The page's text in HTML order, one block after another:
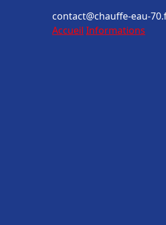
contact@chauffe-eau-
Accueil Informations